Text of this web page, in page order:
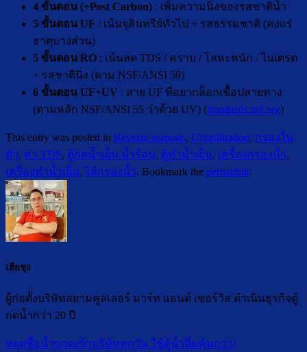
4 ขั้นตอน (+Post Carbon) : เพิ่มความนิ่งของรสชาติน้ำ
5 ขั้นตอน UF : เน้นจุลินทรีย์ทั่วไป + รสธรรมชาติ (คงแร่
ธาตุบางส่วน)
5 ขั้นตอน RO : เน้นลด TDS / คราบ / โลหะหนัก / ไนเตรต
+ รสชาตินิ่ง (ตาม NSF/ANSI 58)
6 ขั้นตอน UF+UV : สาย UF ที่อยากล็อกเชื้อปลายทาง
(ตามหลัก NSF/ANSI 55 ว่าด้วย UV) (standards.nsf.org)
This entry was posted in Reverse osmosis, Ultrafiltration, กรองใน
ตัว, ค่า TDS, ตู้กดน้ำเย็น น้ำร้อน, ตู้ทำน้ำเย็น, เครื่องกรองน้ำ,
เครื่องทำน้ำเย็น,ไส้กรองน้ำ. Bookmark the permalink.
เฮียชุง
ผู้ก่อตั้งบริษัทสยามคูลเลอร์ มาร์ท แอนด์ เซอร์วิส ดำเนินธุรกิจตู้
กดน้ำกว่า 20 ปี
หยุดซื้อน้ำขวดเข้าบริษัททุกวัน ใช้ตู้น้ำดื่มคุ้มกว่า!